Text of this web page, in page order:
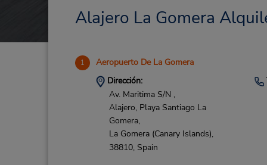
Alajero La Gomera
1
Aeropuerto De La Gomera
Dirección:
Av. Maritima S/N ,
Alajero, Playa Santiago La
Gomera,
La Gomera (Canary Islands),
38810, Spain